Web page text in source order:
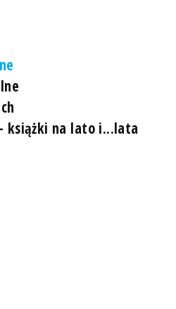
książki na lato i...lata